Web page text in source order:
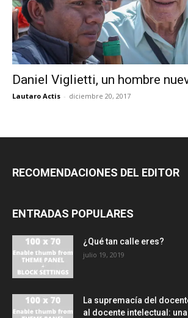
Daniel Viglietti, un hombre
Lautaro Actis - diciembre 20, 2017
RECOMENDACIONES DEL EDITOR
ENTRADAS POPULARES
¿Qué tan calle eres?
julio 19, 2019
La supremacía del
al docente intelectual: